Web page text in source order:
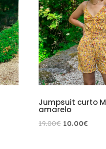
Jumpsuit curto
amarelo
19.00€ O
10.00€O